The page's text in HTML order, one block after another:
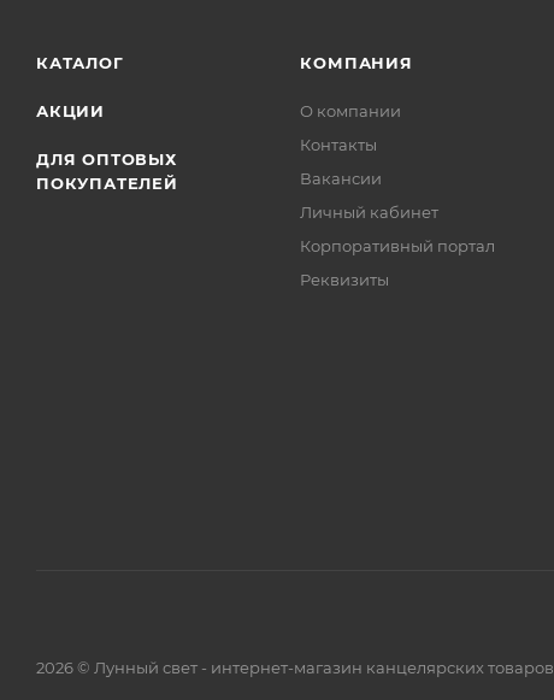
КАТАЛОГ
АКЦИИ
ДЛЯ ОПТОВЫХ
ПОКУПАТЕЛЕЙ
КОМПАНИЯ
О компании
Контакты
Вакансии
Личный кабинет
Корпоративный портал
Реквизиты
2026 © Лунный свет - интернет-магазин канцелярских товаров